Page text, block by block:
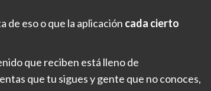
de eso o que la aplicación cada cierto
que reciben está lleno de
que tu sigues y gente que no conoces,